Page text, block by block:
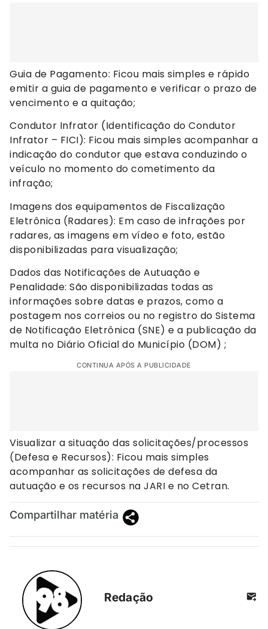
Guia de Pagamento: Ficou mais simples e rápido
emitir a guia de pagamento e verificar o prazo de
vencimento e a quitação;
Condutor Infrator (Identificação do Condutor
Infrator – FICI): Ficou mais simples acompanhar a
indicação do condutor que estava conduzindo o
veículo no momento do cometimento da
infração;
Imagens dos equipamentos de Fiscalização
Eletrônica (Radares): Em caso de infrações por
radares, as imagens em vídeo e foto, estão
disponibilizadas para visualização;
Dados das Notificações de Autuação e
Penalidade: São disponibilizadas todas as
informações sobre datas e prazos, como a
postagem nos correios ou no registro do Sistema
de Notificação Eletrônica (SNE) e a publicação da
multa no Diário Oficial do Município (DOM) ;
CONTINUA APÓS A PUBLICIDADE
Visualizar a situação das solicitações/processos
(Defesa e Recursos): Ficou mais simples
acompanhar as solicitações de defesa da
autuação e os recursos na JARI e no Cetran.
Compartilhar matéria
Redação